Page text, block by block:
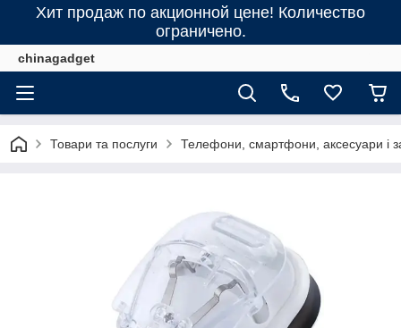
Хит продаж по акционной цене! Количество
ограничено.
chinagadget
Товари та послуги Телефони, смартфони, аксесуари і